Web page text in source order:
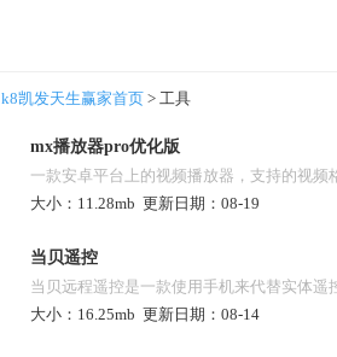
k8凯发天生赢家首页 > 工具
mx播放器pro优化版
一款安卓平台上的视频播放器，支持的视频
divx、f4v、flv、mkv、mp4、mpeg、mov、
xvid等，通过s/w或h/w按钮就可以轻松的更
根据 cpu 型号自动到市场下载对应的解码包
大小： 11.28mb 更新日期： 08-19
当贝遥控
当贝远程遥控是一款使用手机来代替实体遥
供更加便捷的遥控器使用体验。能够快速搜
大小： 16.25mb 更新日期： 08-14